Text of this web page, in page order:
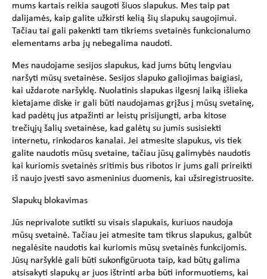
mums kartais reikia saugoti šiuos slapukus. Mes taip pat
dalijamės, kaip galite užkirsti kelią šių slapukų saugojimui.
Tačiau tai gali pakenkti tam tikriems svetainės funkcionalumo
elementams arba jų nebegalima naudoti.
Mes naudojame sesijos slapukus, kad jums būtų lengviau
naršyti mūsų svetainėse. Sesijos slapuko galiojimas baigiasi,
kai uždarote naršyklę. Nuolatinis slapukas ilgesnį laiką išlieka
kietajame diske ir gali būti naudojamas grįžus į mūsų svetainę,
kad padėtų jus atpažinti ar leistų prisijungti, arba kitose
trečiųjų šalių svetainėse, kad galėtų su jumis susisiekti
internetu, rinkodaros kanalai. Jei atmesite slapukus, vis tiek
galite naudotis mūsų svetaine, tačiau jūsų galimybės naudotis
kai kuriomis svetainės sritimis bus ribotos ir jums gali prireikti
iš naujo įvesti savo asmeninius duomenis, kai užsiregistruosite.
Slapukų blokavimas
Jūs neprivalote sutikti su visais slapukais, kuriuos naudoja
mūsų svetainė. Tačiau jei atmesite tam tikrus slapukus, galbūt
negalėsite naudotis kai kuriomis mūsų svetainės funkcijomis.
Jūsų naršyklė gali būti sukonfigūruota taip, kad būtų galima
atsisakyti slapukų ar juos ištrinti arba būti informuotiems, kai